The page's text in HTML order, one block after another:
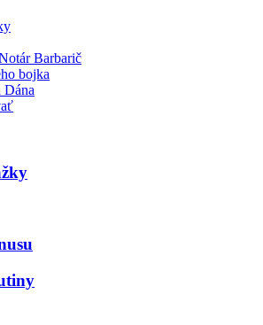
Barbarič
bojka